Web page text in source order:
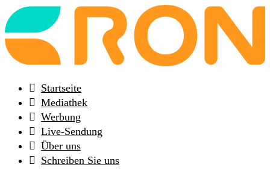
Back
to
frontpage
Startseite
Mediathek
Werbung
Live-Sendung
Über uns
Schreiben Sie uns